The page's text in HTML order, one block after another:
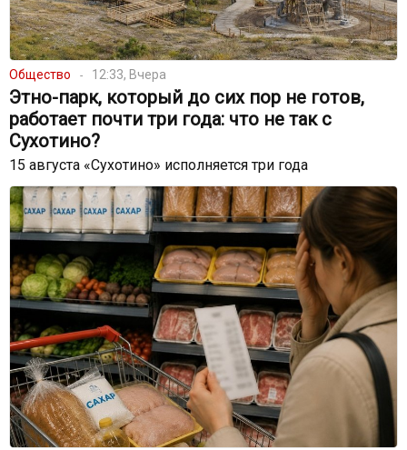
Общество 12:33, Вчера
Этно-парк, который до сих пор не готов,
работает почти три года: что не так с
Сухотино?
15 августа «Сухотино» исполняется три года